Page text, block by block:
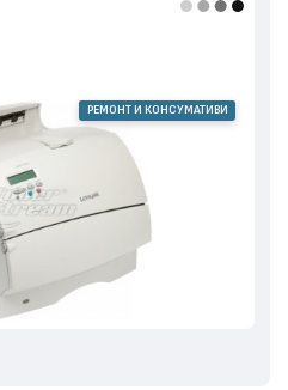
РЕМОНТ И КОНСУМАТИВИ